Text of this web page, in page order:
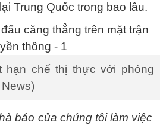
Trung Quốc trong bao lâu.
hạn chế thị thực với phóng
báo của chúng tôi làm việc